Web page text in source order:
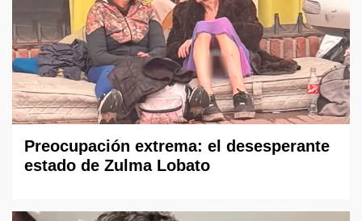
Preocupación extrema: el desesperante
estado de Zulma Lobato